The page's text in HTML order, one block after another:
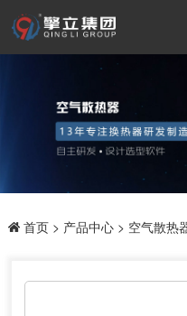
首页> 产品中心> 空气散热